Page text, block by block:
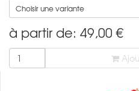
Choisir une variante
à partir de: 49,00 €